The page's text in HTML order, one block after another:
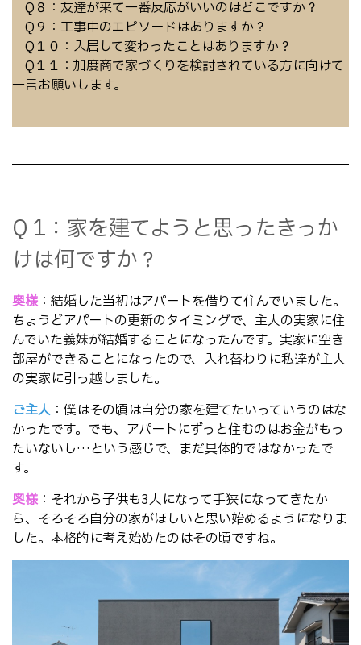
Q８：友達が来て一番反応がいいのはどこですか？
Q９：工事中のエピソードはありますか？
Q１０：入居して変わったことはありますか？
Q１１：加度商で家づくりを検討されている方に向けて
一言お願いします。
Q 1：家を建てようと思ったきっか
けは何ですか？
奥様 ： 結婚した当初はアパートを借りて住んでいました。
ちょうどアパートの更新のタイミングで、主人の実家に住
んでいた義妹が結婚することになったんです。実家に空き
部屋ができることになったので、入れ替わりに私達が主人
の実家に引っ越しました。
ご主人 ：僕はその頃は自分の家を建てたいっていうのはな
かったです。でも、アパートにずっと住むのはお金がもっ
たいないし…という感じで、まだ具体的ではなかったで
す。
奥様 ：それから子供も3人になって手狭になってきたか
ら、そろそろ自分の家がほしいと思い始めるようになりま
した。本格的に考え始めたのはその頃ですね。